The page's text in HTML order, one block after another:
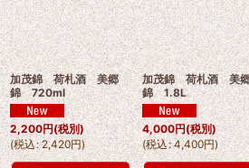
加茂錦 荷札酒 美郷
錦 720ml
2,200円(税別)
(税込: 2,420円)
加茂錦 荷札酒 美
錦 1.8L
4,000円(税別)
(税込: 4,400円)